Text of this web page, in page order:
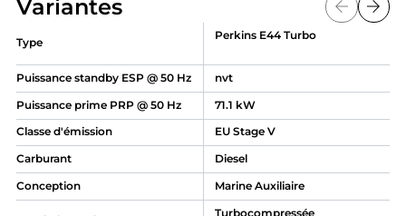
Variantes arrow_back arrow_back
Type
Perkins E44 Turbo
Puissance standby ESP @ 50 Hz nvt
Puissance prime PRP @ 50 Hz 71.1 kW
Classe d'émission EU Stage V
Carburant Diesel
Conception Marine Auxiliaire
Turbocompressée